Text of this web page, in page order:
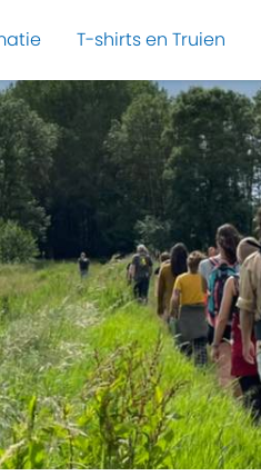
T-shirts en Truien